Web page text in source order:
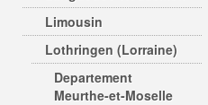
Limousin
Lothringen (Lorraine)
Departement
Meurthe-et-Moselle